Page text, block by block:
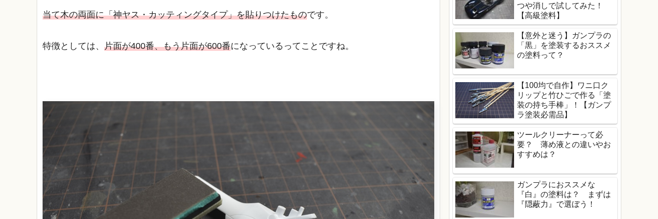
当て木の両面に「神ヤス・カッティングタイプ」を貼りつけたものです。
特徴としては、 片面が400番、もう片面が600番になっているってことですね。
つや消しで試してみた！
【高級塗料】
【意外と迷う】ガンプラの
「黒」を塗装するおススメ
の塗料って？
【100均で自作】ワニ口ク
リップと竹ひごで作る「塗
装の持ち手棒」！【ガンプ
ラ塗装必需品】
ツールクリーナーって必
要？ 薄め液との違いやお
すすめは？
ガンプラにおススメな
『白』の塗料は？ まずは
『隠蔽力』で選ぼう！